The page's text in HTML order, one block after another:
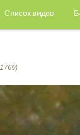
Список видов